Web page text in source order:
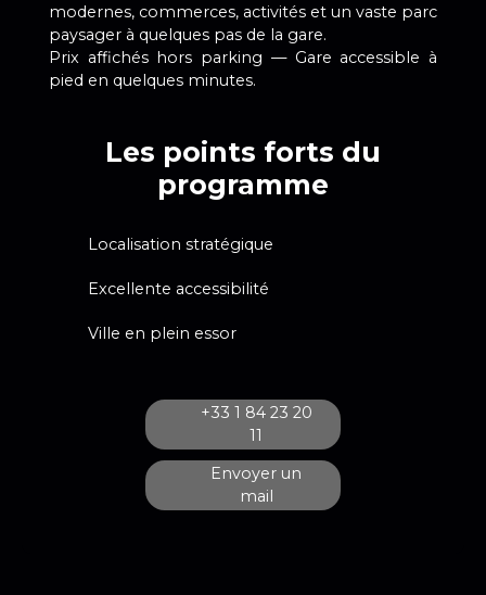
modernes, commerces, activités et un vaste parc
paysager à quelques pas de la gare.
Prix affichés hors parking — Gare accessible à
pied en quelques minutes.
Les points forts du
programme
Localisation stratégique
Excellente accessibilité
Ville en plein essor
+33 1 84 23 20
11
Envoyer un
mail